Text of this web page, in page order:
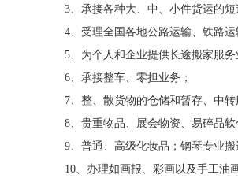
3、承接各种大、中、小件货运的
4、受理全国各地公路运输、铁路
5、为个人和企业提供长途搬家服务
6、承接整车、零担业务；
7、整、散货物的仓储和暂存、中转
8、贵重物品、展会物资、易碎品软
9、普通、高级化妆品；钢琴专业搬
10、办理如画报、彩画以及手工油